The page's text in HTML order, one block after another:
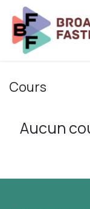
Se rendre au
Cours
Aucun